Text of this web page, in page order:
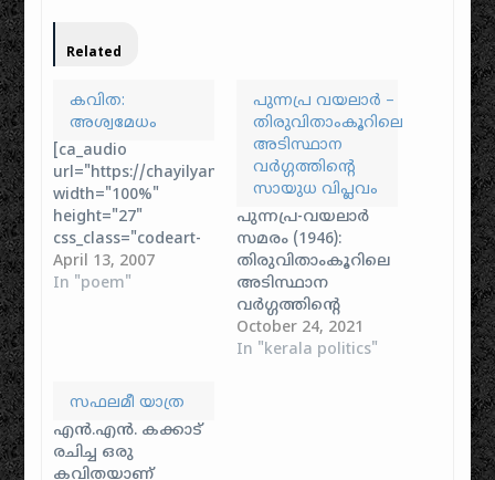
Related
കവിത:
അശ്വമേധം
[ca_audio
url="https://chayilyam.com/stories/poem/
width="100%"
height="27"
css_class="codeart-
google-mp3-player"
autoplay="false"]
മാർഗ്ഗം
ദിഗ്വിജയത്തിനെൻ
സർഗ്ഗശക്തിയാ-
April 13, 2007
In "poem"
പുന്നപ്ര വയലാർ –
തിരുവിതാംകൂറിലെ
അടിസ്ഥാന
വർഗ്ഗത്തിന്റെ
സായുധ വിപ്ലവം
പുന്നപ്ര-വയലാർ
സമരം (1946):
തിരുവിതാംകൂറിലെ
അടിസ്ഥാന
വർഗ്ഗത്തിന്റെ
സായുധ വിപ്ലവം
കേരള
October 24, 2021
In "kerala politics"
സഫലമീ യാത്ര
എൻ.എൻ. കക്കാട്
രചിച്ച ഒരു
കവിതയാണ്